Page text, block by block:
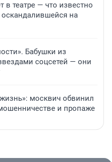
в театре — что известно
на
Бабушки из
соцсетей — они
москвич обвинил
и пропаже